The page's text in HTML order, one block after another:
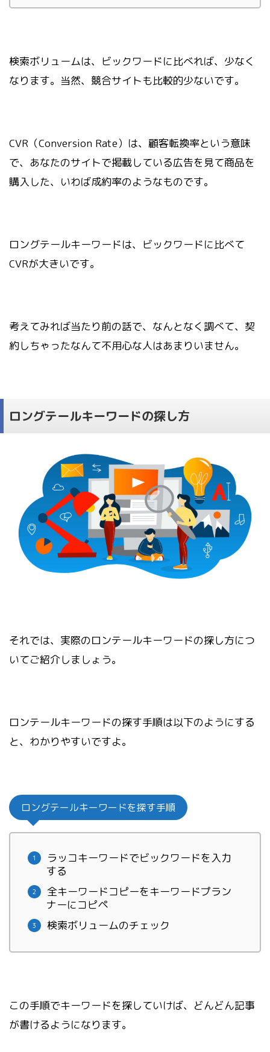
検索ボリュームは、ビックワードに比べれば、少なく
なります。当然、競合サイトも比較的少ないです。
CVR（Conversion Rate）は、顧客転換率という意味
で、あなたのサイトで掲載している広告を見て商品を
購入した、いわば成約率のようなものです。
ロングテールキーワードは、ビックワードに比べて
CVRが大きいです。
考えてみれば当たり前の話で、なんとなく調べて、契
約しちゃったなんて不用心な人はあまりいません。
ロングテールキーワードの探し方
それでは、実際のロンテールキーワードの探し方につ
いてご紹介しましょう。
ロンテールキーワードの探す手順は以下のようにする
と、わかりやすいですよ。
ロングテールキーワードを探す手順
ラッコキーワードでビックワードを入力
する
全キーワードコピーをキーワードプラン
ナーにコピペ
検索ボリュームのチェック
この手順でキーワードを探していけば、どんどん記事
が書けるようになります。